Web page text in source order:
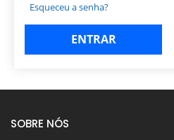
Esqueceu a senha?
SOBRE NÓS